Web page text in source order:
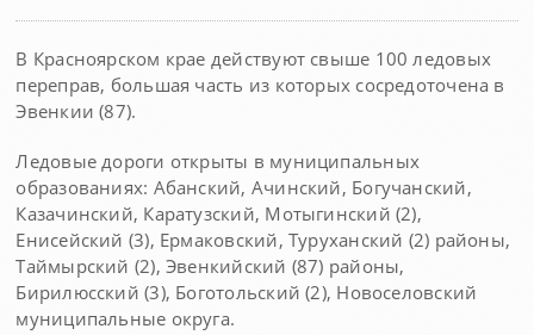
В Красноярском крае действуют свыше 100 ледовых
переправ, большая часть из которых сосредоточена в
Эвенкии (87).
Ледовые дороги открыты в муниципальных
образованиях: Абанский, Ачинский, Богучанский,
Казачинский, Каратузский, Мотыгинский (2),
Енисейский (3), Ермаковский, Туруханский (2) районы,
Таймырский (2), Эвенкийский (87) районы,
Бирилюсский (3), Боготольский (2), Новоселовский
муниципальные округа.